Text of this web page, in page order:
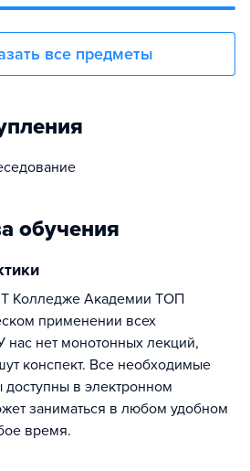
все предметы
обучения
применении всех
нас нет монотонных лекций,
конспект. Все необходимые
в электронном
заниматься в любом удобном
время.